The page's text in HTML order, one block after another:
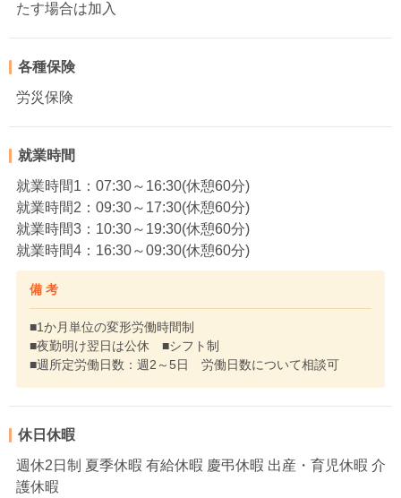
たす場合は加入
各種保険
労災保険
就業時間
就業時間1：07:30～16:30(休憩60分)
就業時間2：09:30～17:30(休憩60分)
就業時間3：10:30～19:30(休憩60分)
就業時間4：16:30～09:30(休憩60分)
備 考
■1か月単位の変形労働時間制
■夜勤明け翌日は公休 ■シフト制
■週所定労働日数：週2～5日 労働日数について相談可
休日休暇
週休2日制 夏季休暇 有給休暇 慶弔休暇 出産・育児休暇 介
護休暇